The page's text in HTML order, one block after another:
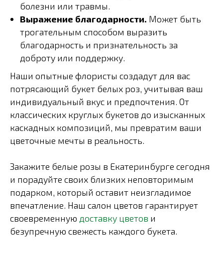
болезни или травмы.
Выражение благодарности. Может быть
трогательным способом выразить
благодарность и признательность за
доброту или поддержку.
Наши опытные флористы создадут для вас
потрясающий букет белых роз, учитывая ваш
индивидуальный вкус и предпочтения. От
классических круглых букетов до изысканных
каскадных композиций, мы превратим ваши
цветочные мечты в реальность.
Закажите белые розы в Екатеринбурге сегодня
и порадуйте своих близких неповторимым
подарком, который оставит неизгладимое
впечатление. Наш салон цветов гарантирует
своевременную доставку цветов и
безупречную свежесть каждого букета.